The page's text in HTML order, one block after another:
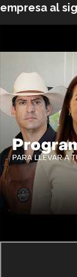
empresa al